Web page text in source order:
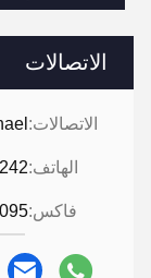
الاتصالات
الاتصالات:
الهاتف:
فاكس: